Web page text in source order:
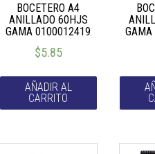
BOCETERO A4
ANILLADO 60HJS
GAMA 0100012419
$5.85
AÑADIR AL
CARRITO